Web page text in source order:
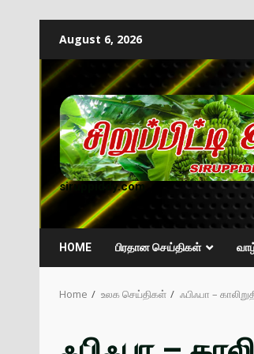
August 6, 2026
siruppiddy.com
HOME பிரதான செய்திகள்
Home உலக செய்திகள் ஃபிஃபா –